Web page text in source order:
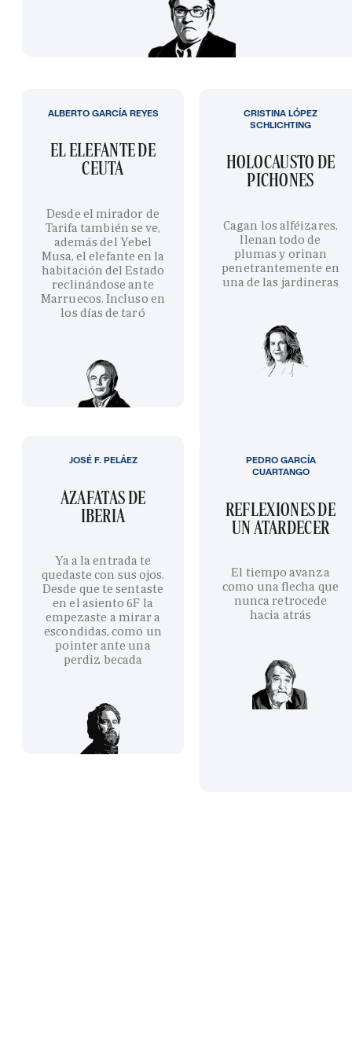
EL ELEFANTE DE
CEUTA
Desde el mirador de
Tarifa también se ve,
además del Yebel
Musa, el elefante en la
habitación del Estado
reclinándose ante
Marruecos. Incluso en
los días de taró
ALBERTO GARCÍA REYES
HOLOCAUSTO DE
PICHONES
Cagan los alféizares,
llenan todo de
plumas y orinan
penetrantemente en
una de las jardineras
CRISTINA LÓPEZ
SCHLICHTING
AZAFATAS DE
IBERIA
Ya a la entrada te
quedaste con sus ojos.
Desde que te sentaste
en el asiento 6F la
empezaste a mirar a
escondidas, como un
pointer ante una
perdiz becada
JOSÉ F. PELÁEZ
REFLEXIONES DE
UN ATARDECER
El tiempo avanza
como una flecha que
nunca retrocede
hacia atrás
PEDRO GARCÍA
CUARTANGO